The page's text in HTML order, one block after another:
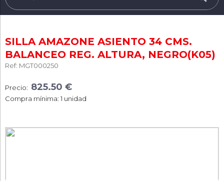
SILLA AMAZONE ASIENTO 34 CMS.
BALANCEO REG. ALTURA, NEGRO(K05)
Ref: MGT000250
Precio: 825.50 €
Compra mínima: 1 unidad